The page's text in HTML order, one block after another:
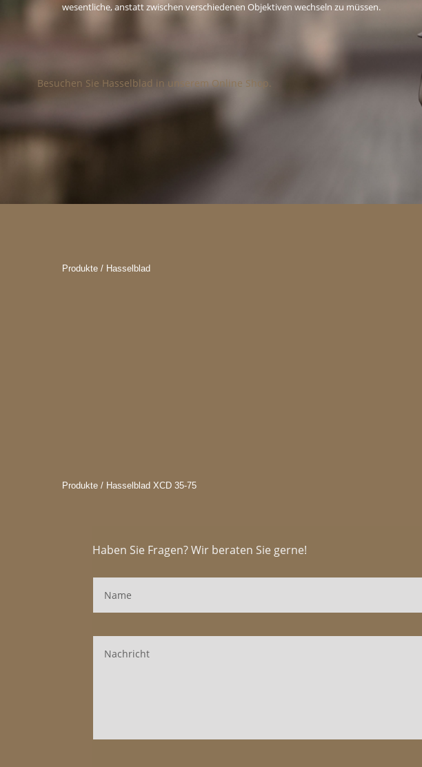
wesentliche, anstatt zwischen verschiedenen Objektiven wechseln zu müssen.
Besuchen Sie Hasselblad in unserem Online Shop.
Produkte / Hasselblad
Produkte / Hasselblad XCD 35-75
Haben Sie Fragen? Wir beraten Sie gerne!